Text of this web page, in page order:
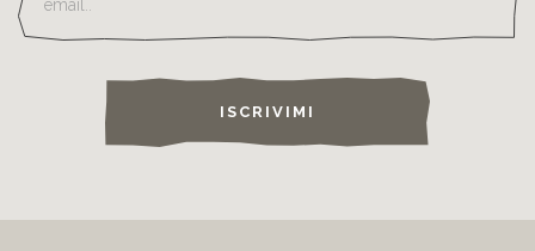
ISCRIVIMI